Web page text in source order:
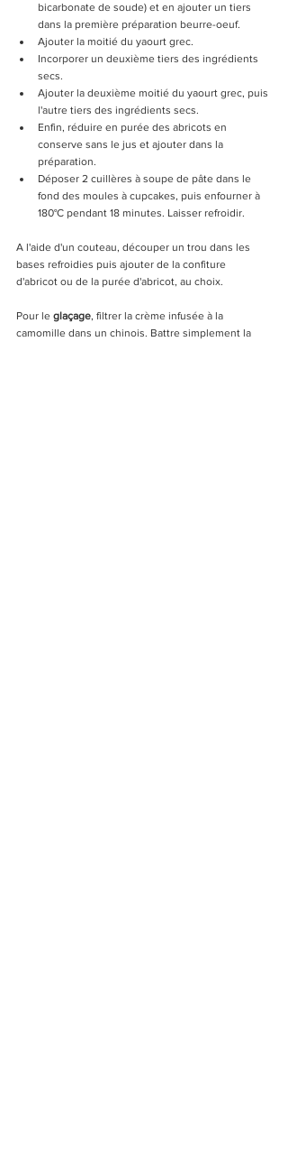
bicarbonate de soude) et en ajouter un tiers
dans la première préparation beurre-oeuf.
Ajouter la moitié du yaourt grec.
Incorporer un deuxième tiers des ingrédients
secs.
Ajouter la deuxième moitié du yaourt grec, puis
l'autre tiers des ingrédients secs.
Enfin, réduire en purée des abricots en
conserve sans le jus et ajouter dans la
préparation.
Déposer 2 cuillères à soupe de pâte dans le
fond des moules à cupcakes, puis enfourner à
180°C pendant 18 minutes. Laisser refroidir.
A l'aide d'un couteau, découper un trou dans les
bases refroidies puis ajouter de la confiture
d'abricot ou de la purée d'abricot, au choix.
Pour le glaçage, filtrer la crème infusée à la
camomille dans un chinois. Battre simplement la